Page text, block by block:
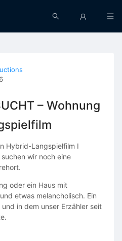
– Wohnung
Hybrid-Langspielfilm I
suchen wir noch eine
oder ein Haus mit
etwas melancholisch. Ein
in dem unser Erzähler seit